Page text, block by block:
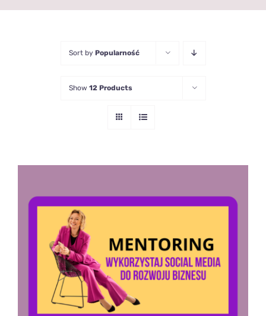
Sort by Popularność
Show 12 Products
DODAJ DO KOSZYKA
/
SZCZEGÓŁY